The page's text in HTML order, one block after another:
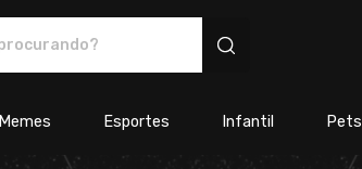
Memes Esportes Infantil Pets